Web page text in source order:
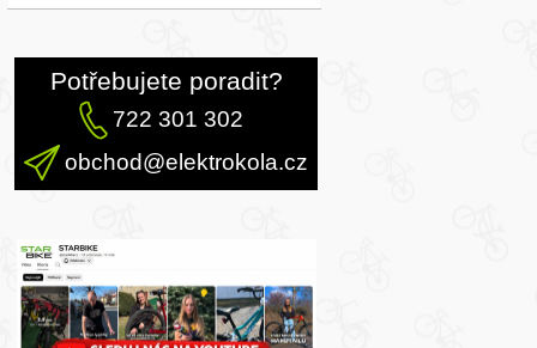
Potřebujete poradit?
722 301 302
obchod@elektrokola.cz